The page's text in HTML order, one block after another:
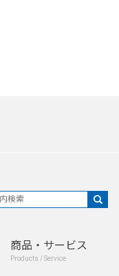
商品・サービス
Products / Service